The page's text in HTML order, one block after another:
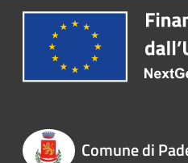
Comune di